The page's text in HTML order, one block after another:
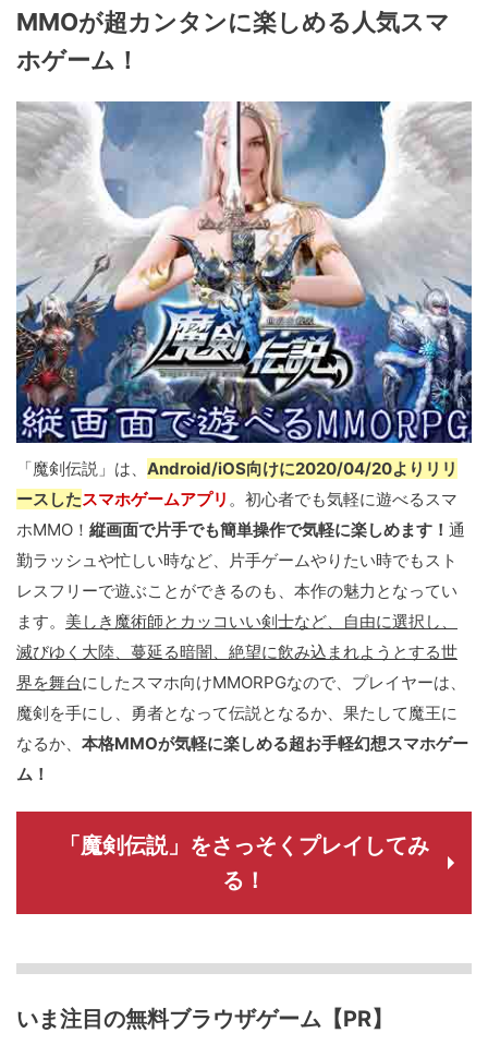
MMOが超カンタンに楽しめる人気スマ
ホゲーム！
「魔剣伝説」は、 Android/iOS向けに2020/04/20よりリリ
ースしたスマホゲームアプリ 。初心者でも気軽に遊べるスマ
ホMMO！ 縦画面で片手でも簡単操作で気軽に楽しめます！ 通
勤ラッシュや忙しい時など、片手ゲームやりたい時でもスト
レスフリーで遊ぶことができるのも、本作の魅力となってい
ます。 美しき魔術師とカッコいい剣士など、自由に選択し、
滅びゆく大陸、蔓延る暗闇、絶望に飲み込まれようとする世
界を舞台にしたスマホ向けMMORPGなので、プレイヤーは、
魔剣を手にし、勇者となって伝説となるか、果たして魔王に
なるか、 本格MMOが気軽に楽しめる超お手軽幻想スマホゲー
ム！
「魔剣伝説」をさっそくプレイしてみ
る！
いま注目の無料ブラウザゲーム【PR】